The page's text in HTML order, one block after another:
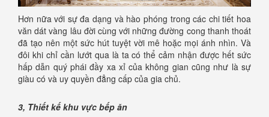
Hơn nữa với sự đa dạng và hào phóng trong các chi tiết hoa
văn dát vàng lâu đời cùng với những đường cong thanh thoát
đã tạo nên một sức hút tuyệt vời mê hoặc mọi ánh nhìn. Và
đôi khi chỉ cần lướt qua là ta có thể cảm nhận được hết sức
hấp dẫn quý phái đầy xa xỉ của không gian cũng như là sự
giàu có và uy quyền đẳng cấp của gia chủ.
3, Thiết kế khu vực bếp ăn